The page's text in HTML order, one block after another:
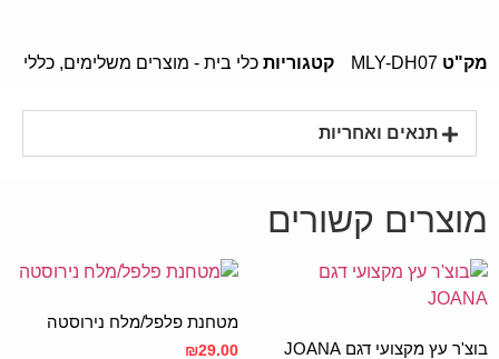
מק"ט MLY-DH07 קטגוריות כלי בית - מוצרים משלימים, כללי
תנאים ואחריות
מוצרים קשורים
בוצ'ר עץ מקצועי דגם JOANA
מטחנת פלפל/מלח נירוסטה
₪29.00